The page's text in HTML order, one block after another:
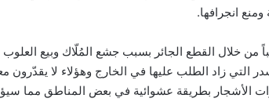
انجرافها.
من خلال القطع الجائر بسبب جشع المُلّاك وبيع العلوب
زاد الطلب عليها في الخارج وهؤلاء لا يقدّرون
الأشجار بطريقة عشوائية في بعض المناطق مما